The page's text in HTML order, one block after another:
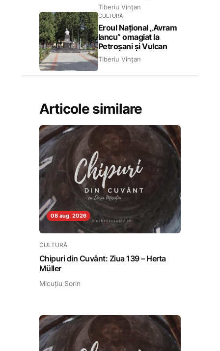
Tiberiu Vințan
CULTURĂ
Eroul Național „Avram
Iancu” omagiat la
Petroșani și Vulcan
Tiberiu Vințan
Articole similare
08 aug. 2026
CULTURĂ
Chipuri din Cuvânt: Ziua 139 – Herta
Müller
Micuțiu Sorin